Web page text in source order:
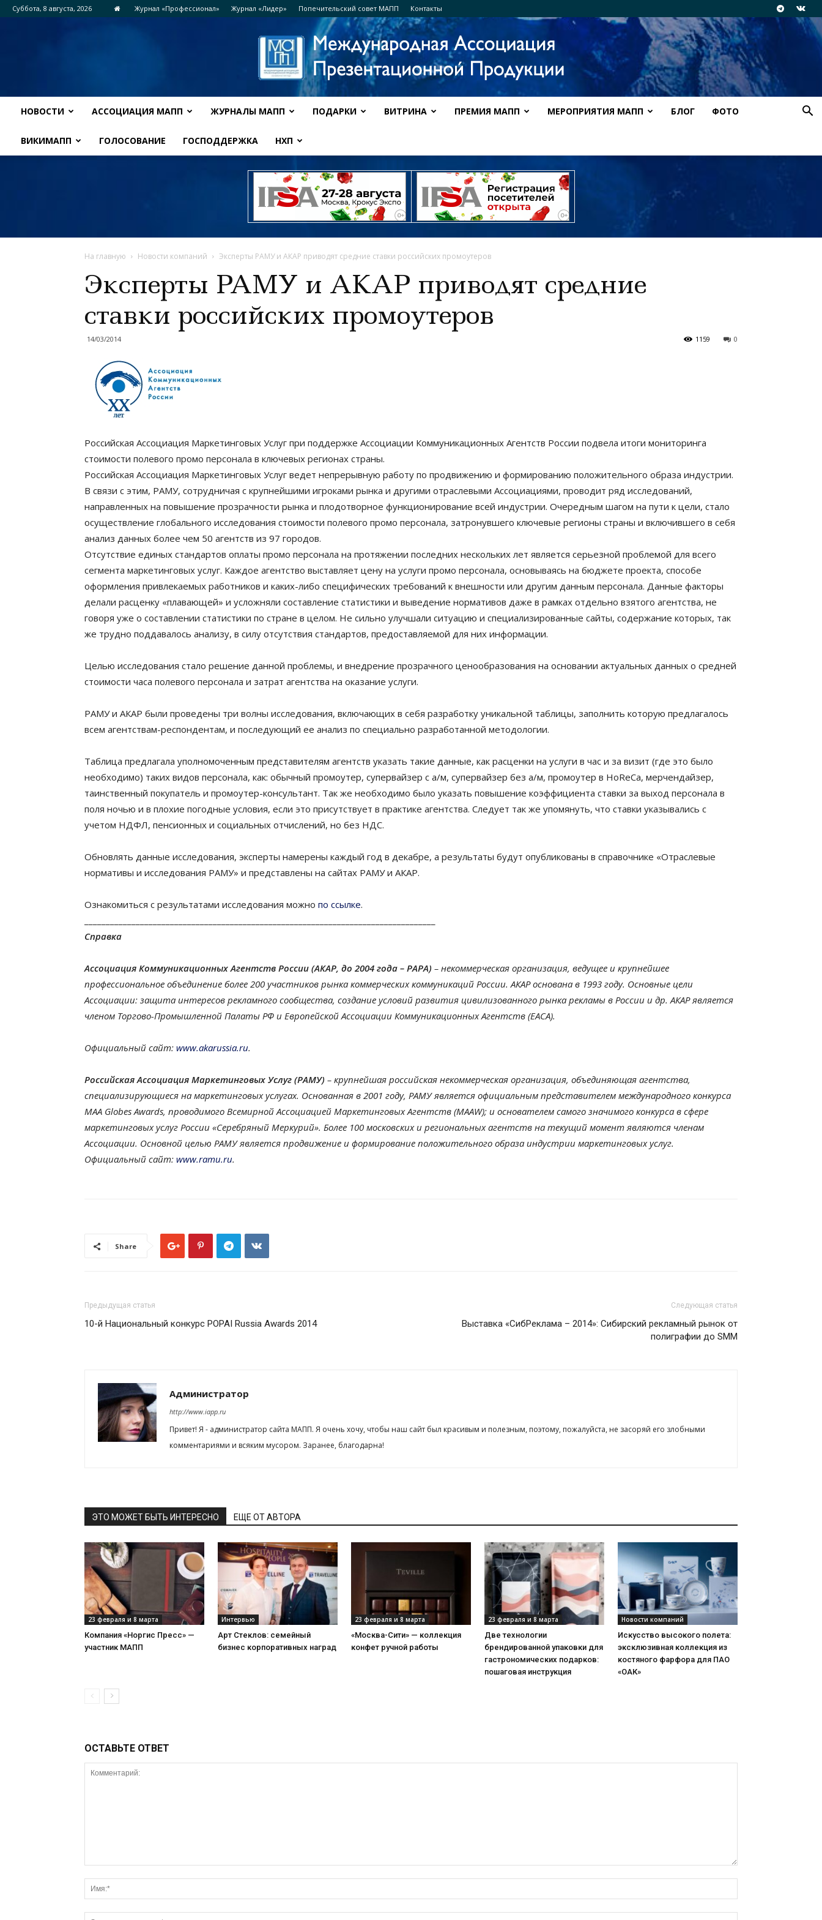
Суббота, 8 августа, 2026 Журнал «Профессионал» Журнал «Лидер» Попечительский совет МАПП Контакты
НОВОСТИ АССОЦИАЦИЯ МАПП ЖУРНАЛЫ МАПП ПОДАРКИ ВИТРИНА ПРЕМИЯ МАПП МЕРОПРИЯТИЯ МАПП БЛОГ ФОТО
ВИКИМАПП ГОЛОСОВАНИЕ ГОСПОДДЕРЖКА НХП
На главную Новости компаний Эксперты РАМУ и АКАР приводят средние ставки российских промоутеров
Эксперты РАМУ и АКАР приводят средние
ставки российских промоутеров
14/03/2014 0
1159
Российская Ассоциация Маркетинговых Услуг при поддержке Ассоциации Коммуникационных Агентств России подвела итоги мониторинга
стоимости полевого промо персонала в ключевых регионах страны.
Российская Ассоциация Маркетинговых Услуг ведет непрерывную работу по продвижению и формированию положительного образа индустрии.
В связи с этим, РАМУ, сотрудничая с крупнейшими игроками рынка и другими отраслевыми Ассоциациями, проводит ряд исследований,
направленных на повышение прозрачности рынка и плодотворное функционирование всей индустрии. Очередным шагом на пути к цели, стало
осуществление глобального исследования стоимости полевого промо персонала, затронувшего ключевые регионы страны и включившего в себя
анализ данных более чем 50 агентств из 97 городов.
Отсутствие единых стандартов оплаты промо персонала на протяжении последних нескольких лет является серьезной проблемой для всего
сегмента маркетинговых услуг. Каждое агентство выставляет цену на услуги промо персонала, основываясь на бюджете проекта, способе
оформления привлекаемых работников и каких-либо специфических требований к внешности или другим данным персонала. Данные факторы
делали расценку «плавающей» и усложняли составление статистики и выведение нормативов даже в рамках отдельно взятого агентства, не
говоря уже о составлении статистики по стране в целом. Не сильно улучшали ситуацию и специализированные сайты, содержание которых, так
же трудно поддавалось анализу, в силу отсутствия стандартов, предоставляемой для них информации.
Целью исследования стало решение данной проблемы, и внедрение прозрачного ценообразования на основании актуальных данных о средней
стоимости часа полевого персонала и затрат агентства на оказание услуги.
РАМУ и АКАР были проведены три волны исследования, включающих в себя разработку уникальной таблицы, заполнить которую предлагалось
всем агентствам-респондентам, и последующий ее анализ по специально разработанной методологии.
Таблица предлагала уполномоченным представителям агентств указать такие данные, как расценки на услуги в час и за визит (где это было
необходимо) таких видов персонала, как: обычный промоутер, супервайзер с а/м, супервайзер без а/м, промоутер в HoReCa, мерчендайзер,
таинственный покупатель и промоутер-консультант. Так же необходимо было указать повышение коэффициента ставки за выход персонала в
поля ночью и в плохие погодные условия, если это присутствует в практике агентства. Следует так же упомянуть, что ставки указывались с
учетом НДФЛ, пенсионных и социальных отчислений, но без НДС.
Обновлять данные исследования, эксперты намерены каждый год в декабре, а результаты будут опубликованы в справочнике «Отраслевые
нормативы и исследования РАМУ» и представлены на сайтах РАМУ и АКАР.
Ознакомиться с результатами исследования можно по ссылке.
Справка
Ассоциация Коммуникационных Агентств России (АКАР, до 2004 года – РАРА) – некоммерческая организация, ведущее и крупнейшее
профессиональное объединение более 200 участников рынка коммерческих коммуникаций России. АКАР основана в 1993 году. Основные цели
Ассоциации: защита интересов рекламного сообщества, создание условий развития цивилизованного рынка рекламы в России и др. АКАР является
членом Торгово-Промышленной Палаты РФ и Европейской Ассоциации Коммуникационных Агентств (ЕАСА).
Официальный сайт: www.akarussia.ru.
Российская Ассоциация Маркетинговых Услуг (РАМУ) – крупнейшая российская некоммерческая организация, объединяющая агентства,
специализирующиеся на маркетинговых услугах. Основанная в 2001 году, РАМУ является официальным представителем международного конкурса
MAA Globes Awards, проводимого Всемирной Ассоциацией Маркетинговых Агентств (MAAW); и основателем самого значимого конкурса в сфере
маркетинговых услуг России «Серебряный Меркурий». Более 100 московских и региональных агентств на текущий момент являются членам
Ассоциации. Основной целью РАМУ является продвижение и формирование положительного образа индустрии маркетинговых услуг.
Официальный сайт: www.ramu.ru.
Share
Предыдущая статья
10-й Национальный конкурс POPAI Russia Awards 2014
Следующая статья
Выставка «СибРеклама – 2014»: Сибирский рекламный рынок от
полиграфии до SMM
Администратор
http://www.iapp.ru
Привет! Я - администратор сайта МАПП. Я очень хочу, чтобы наш сайт был красивым и полезным, поэтому, пожалуйста, не засоряй его злобными
комментариями и всяким мусором. Заранее, благодарна!
ЭТО МОЖЕТ БЫТЬ ИНТЕРЕСНО ЕЩЕ ОТ АВТОРА
23 февраля и 8 марта
Компания «Норгис Пресс» —
участник МАПП
Интервью
Арт Стеклов: семейный
бизнес корпоративных наград
23 февраля и 8 марта
«Москва-Сити» — коллекция
конфет ручной работы
23 февраля и 8 марта
Две технологии
брендированной упаковки для
гастрономических подарков:
пошаговая инструкция
Новости компаний
Искусство высокого полета:
эксклюзивная коллекция из
костяного фарфора для ПАО
«ОАК»
ОСТАВЬТЕ ОТВЕТ